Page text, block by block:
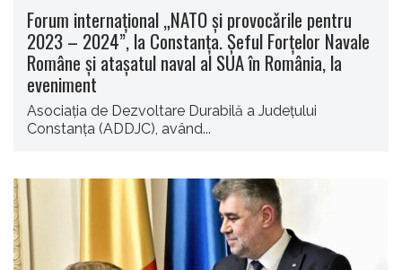
Forum internaţional „NATO şi provocǎrile pentru
2023 – 2024”, la Constanţa. Şeful Forţelor Navale
Române şi ataşatul naval al SUA în România, la
eveniment
Asociaţia de Dezvoltare Durabilă a Judeţului
Constanţa (ADDJC), având...